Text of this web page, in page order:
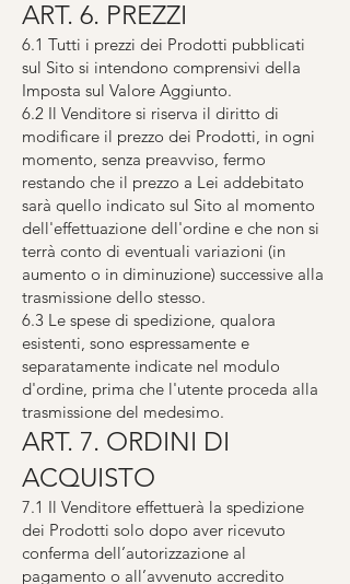
ART. 6. PREZZI
6.1 Tutti i prezzi dei Prodotti pubblicati
sul Sito si intendono comprensivi della
Imposta sul Valore Aggiunto.
6.2 Il Venditore si riserva il diritto di
modificare il prezzo dei Prodotti, in ogni
momento, senza preavviso, fermo
restando che il prezzo a Lei addebitato
sarà quello indicato sul Sito al momento
dell'effettuazione dell'ordine e che non si
terrà conto di eventuali variazioni (in
aumento o in diminuzione) successive alla
trasmissione dello stesso.
6.3 Le spese di spedizione, qualora
esistenti, sono espressamente e
separatamente indicate nel modulo
d'ordine, prima che l'utente proceda alla
trasmissione del medesimo.
ART. 7. ORDINI DI
ACQUISTO
7.1 Il Venditore effettuerà la spedizione
dei Prodotti solo dopo aver ricevuto
conferma dell’autorizzazione al
pagamento o all’avvenuto accredito